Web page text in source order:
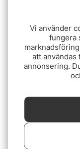
5.0
72cv med givare
7499 kr
Slutsåld
Vi använder
fungera
att
annonsering.